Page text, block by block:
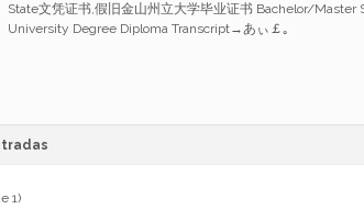
State文凭证书,假旧金山州立大学毕业证书 Bachelor/Master
University Degree Diploma Transcript→あぃ￡｡
1)